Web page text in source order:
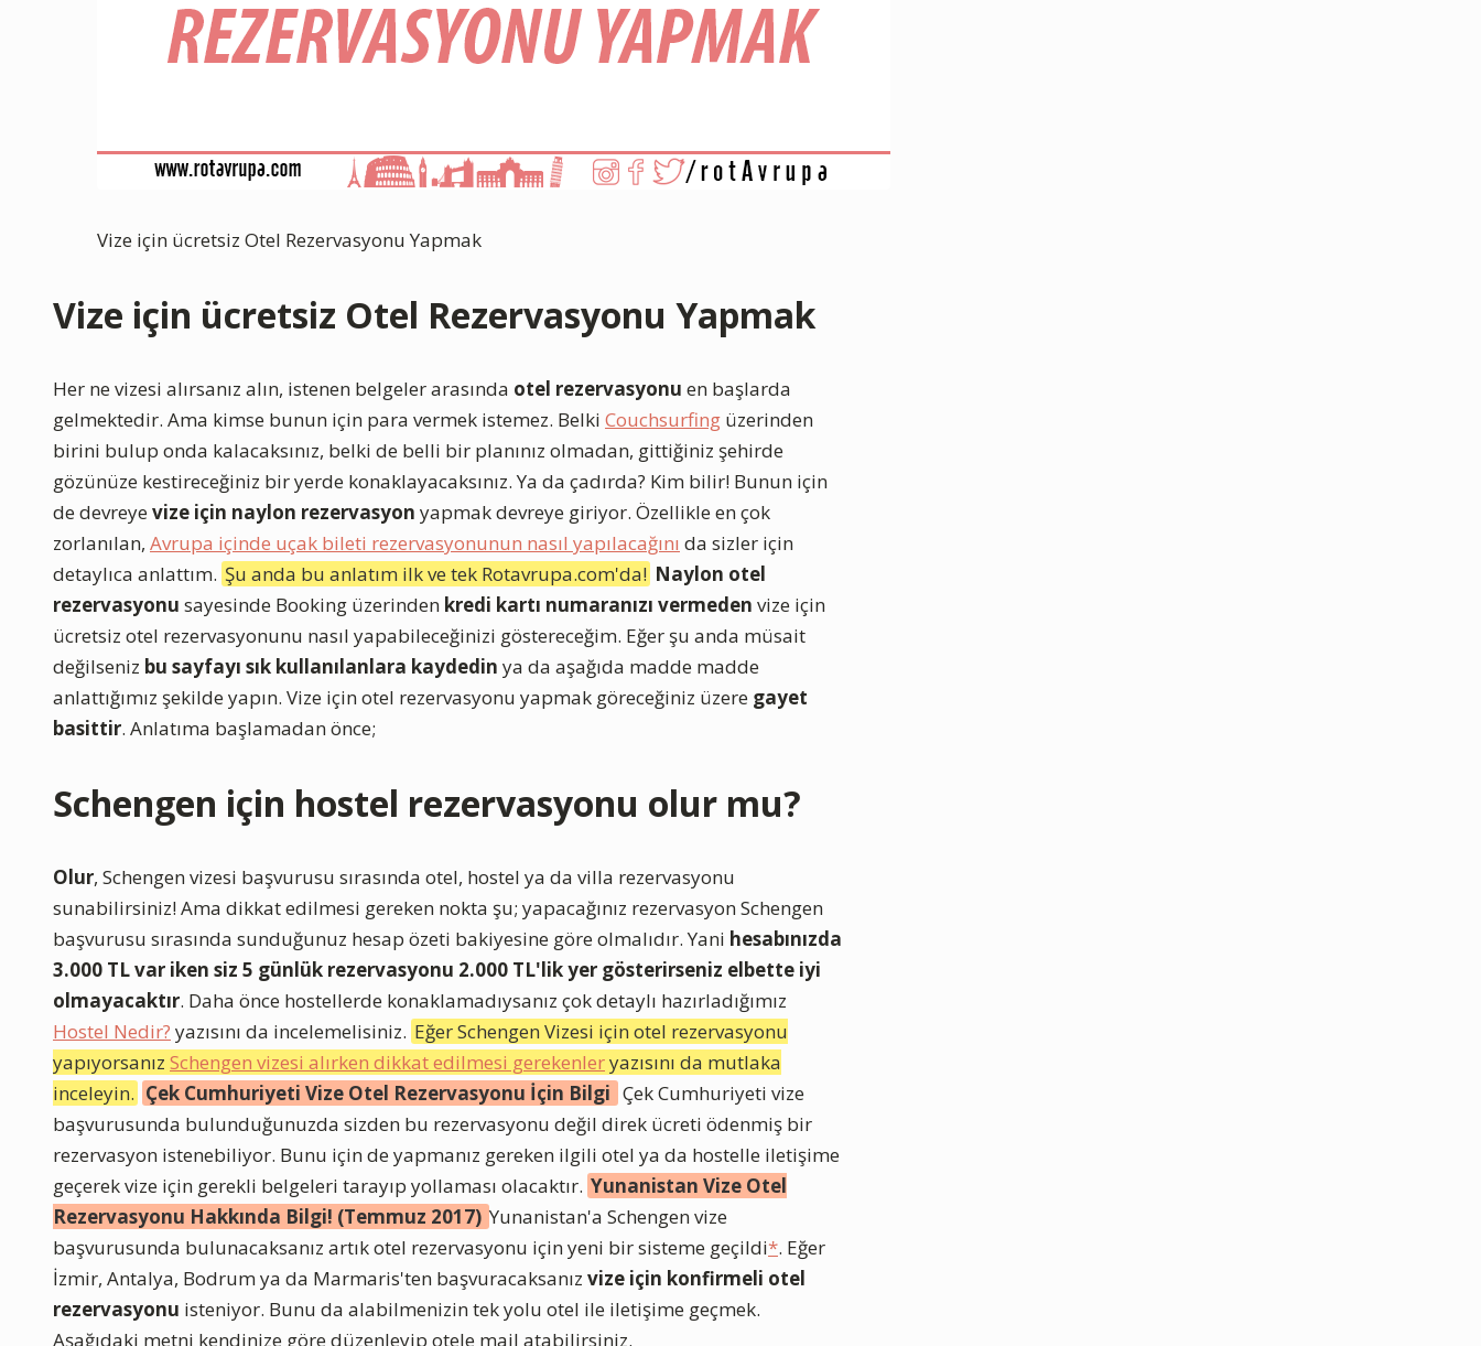
Vize için ücretsiz Otel Rezervasyonu Yapmak
Vize için ücretsiz Otel Rezervasyonu Yapmak
Her ne vizesi alırsanız alın, istenen belgeler arasında otel rezervasyonu en başlarda
gelmektedir. Ama kimse bunun için para vermek istemez. Belki Couchsurfing üzerinden
birini bulup onda kalacaksınız, belki de belli bir planınız olmadan, gittiğiniz şehirde
gözünüze kestireceğiniz bir yerde konaklayacaksınız. Ya da çadırda? Kim bilir! Bunun için
de devreye vize için naylon rezervasyon yapmak devreye giriyor. Özellikle en çok
zorlanılan, Avrupa içinde uçak bileti rezervasyonunun nasıl yapılacağını da sizler için
detaylıca anlattım. Şu anda bu anlatım ilk ve tek Rotavrupa.com'da! Naylon otel
rezervasyonu sayesinde Booking üzerinden kredi kartı numaranızı vermeden vize için
ücretsiz otel rezervasyonunu nasıl yapabileceğinizi göstereceğim. Eğer şu anda müsait
değilseniz bu sayfayı sık kullanılanlara kaydedin ya da aşağıda madde madde
anlattığımız şekilde yapın. Vize için otel rezervasyonu yapmak göreceğiniz üzere gayet
basittir. Anlatıma başlamadan önce;
Schengen için hostel rezervasyonu olur mu?
Olur, Schengen vizesi başvurusu sırasında otel, hostel ya da villa rezervasyonu
sunabilirsiniz! Ama dikkat edilmesi gereken nokta şu; yapacağınız rezervasyon Schengen
başvurusu sırasında sunduğunuz hesap özeti bakiyesine göre olmalıdır. Yani hesabınızda
3.000 TL var iken siz 5 günlük rezervasyonu 2.000 TL'lik yer gösterirseniz elbette iyi
olmayacaktır. Daha önce hostellerde konaklamadıysanız çok detaylı hazırladığımız
Hostel Nedir? yazısını da incelemelisiniz. Eğer Schengen Vizesi için otel rezervasyonu
yapıyorsanız Schengen vizesi alırken dikkat edilmesi gerekenleryazısını da mutlaka
inceleyin. Çek Cumhuriyeti Vize Otel Rezervasyonu İçin Bilgi Çek Cumhuriyeti vize
başvurusunda bulunduğunuzda sizden bu rezervasyonu değil direk ücreti ödenmiş bir
rezervasyon istenebiliyor. Bunu için de yapmanız gereken ilgili otel ya da hostelle iletişime
geçerek vize için gerekli belgeleri tarayıp yollaması olacaktır. Yunanistan Vize Otel
Rezervasyonu Hakkında Bilgi! (Temmuz 2017) Yunanistan'a Schengen vize
başvurusunda bulunacaksanız artık otel rezervasyonu için yeni bir sisteme geçildi*. Eğer
İzmir, Antalya, Bodrum ya da Marmaris'ten başvuracaksanız vize için konfirmeli otel
rezervasyonu isteniyor. Bunu da alabilmenizin tek yolu otel ile iletişime geçmek.
Aşağıdaki metni kendinize göre düzenleyip otele mail atabilirsiniz.